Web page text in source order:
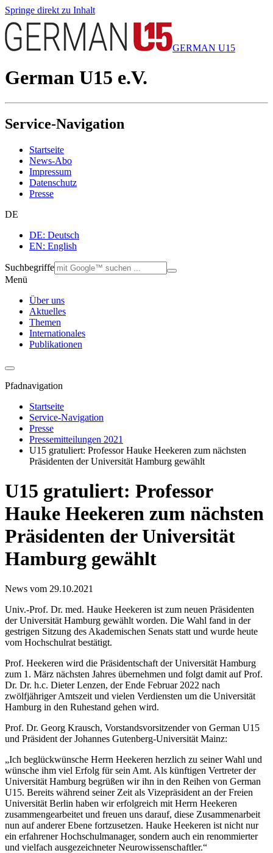
Springe direkt zu Inhalt
GERMAN U15
German U15 e.V.
Service-Navigation
Startseite
News-Abo
Impressum
Datenschutz
Presse
DE
DE: Deutsch
EN: English
Suchbegriffe
Menü
Über uns
Aktuelles
Themen
Internationales
Publikationen
Pfadnavigation
Startseite
Service-Navigation
Presse
Pressemitteilungen 2021
U15 gratuliert: Professor Hauke Heekeren zum nächsten
Präsidenten der Universität Hamburg gewählt
U15 gratuliert: Professor
Hauke Heekeren zum nächsten
Präsidenten der Universität
Hamburg gewählt
News vom 29.10.2021
Univ.-Prof. Dr. med. Hauke Heekeren ist zum neuen Präsidenten
der Universität Hamburg gewählt worden. Die Wahl fand in der
gestrigen Sitzung des Akademischen Senats statt und wurde heute
vom Hochschulrat bestätigt.
Prof. Heekeren wird die Präsidentschaft der Universität Hamburg
zum 1. März nächsten Jahres übernehmen und folgt damit auf Prof.
Dr. Dr. h.c. Dieter Lenzen, der Ende Februar 2022 nach
zwölfjähriger Amtszeit und vielen Verdiensten um die Universität
Hamburg in den Ruhestand gehen wird.
Prof. Dr. Georg Krausch, Vorstandsvorsitzender von German U15
und Präsident der Johannes Gutenberg-Universität Mainz:
„Ich beglückwünsche Herrn Heekeren herzlich zu seiner Wahl und
wünsche ihm viel Erfolg für sein Amt. Als künftigen Vertreter der
Universität Hamburg begrüßen wir ihn in den Reihen von German
U15. Bereits während seiner Zeit als Vizepräsident an der Freien
Universität Berlin haben wir erfolgreich mit Herrn Heekeren
zusammengearbeitet und freuen uns darauf, diese Zusammenarbeit
nun auf anderer Ebene fortzusetzen. Hauke Heekeren ist nicht nur
ein erfahrener Hochschulmanager, sondern auch ein renommierter
und vielfach ausgezeichneter Neurowissenschaftler.“